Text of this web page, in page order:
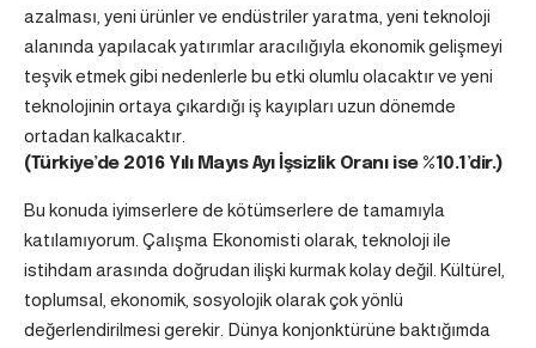
azalması, yeni ürünler ve endüstriler yaratma, yeni teknoloji
alanında yapılacak yatırımlar aracılığıyla ekonomik gelişmeyi
teşvik etmek gibi nedenlerle bu etki olumlu olacaktır ve yeni
teknolojinin ortaya çıkardığı iş kayıpları uzun dönemde
ortadan kalkacaktır.
(Türkiye’de 2016 Yılı Mayıs Ayı İşsizlik Oranı ise %10.1’dir.)
Bu konuda iyimserlere de kötümserlere de tamamıyla
katılamıyorum. Çalışma Ekonomisti olarak, teknoloji ile
istihdam arasında doğrudan ilişki kurmak kolay değil. Kültürel,
toplumsal, ekonomik, sosyolojik olarak çok yönlü
değerlendirilmesi gerekir. Dünya konjonktürüne baktığımda